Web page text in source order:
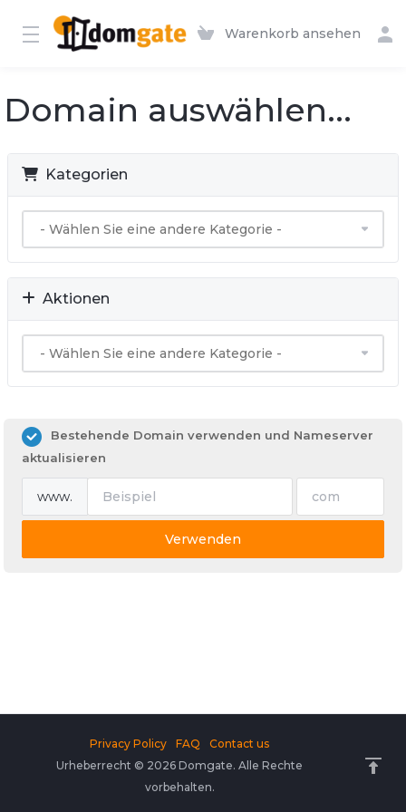
Warenkorb ansehen
Domain auswählen...
Kategorien
Aktionen
Bestehende Domain verwenden und Nameserver
aktualisieren
www.
Verwenden
Urheberrecht © 2026 Domgate. Alle Rechte
vorbehalten.
Privacy Policy FAQ Contact us